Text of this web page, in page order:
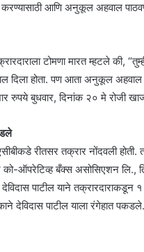
करण्यासाठी आणि अनुकूल अहवाल
टोमणा मारत म्हटले की,
दिला होता. पण आता अनुकूल
रुपये बुधवार, दिनांक २० मे रोजी
रीतसर तक्रार नोंदवली
को-ऑपरेटिव्ह बँक्स असोसिएशन लि.,
पाटील याने
देविदास पाटील याला रंगेहात पकडले.